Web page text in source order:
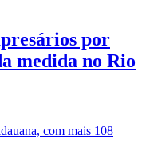
por
medida no Rio